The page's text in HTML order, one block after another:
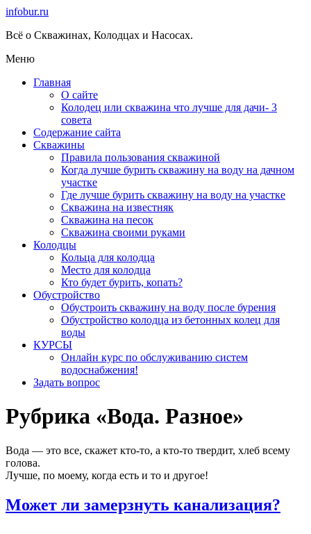
infobur.ru
Всё о Скважинах, Колодцах и Насосах.
Меню
Главная
О сайте
Колодец или скважина что лучше для дачи- 3
совета
Содержание сайта
Скважины
Правила пользования скважиной
Когда лучше бурить скважину на воду на дачном
участке
Где лучше бурить скважину на воду на участке
Скважина на известняк
Скважина на песок
Скважина своими руками
Колодцы
Кольца для колодца
Место для колодца
Кто будет бурить, копать?
Обустройство
Обустроить скважину на воду после бурения
Обустройство колодца из бетонных колец для
воды
КУРСЫ
Онлайн курс по обслуживанию систем
водоснабжения!
Задать вопрос
Рубрика «Вода. Разное»
Вода — это все, скажет кто-то, а кто-то твердит, хлеб всему
голова.
Лучше, по моему, когда есть и то и другое!
Может ли замерзнуть канализация?